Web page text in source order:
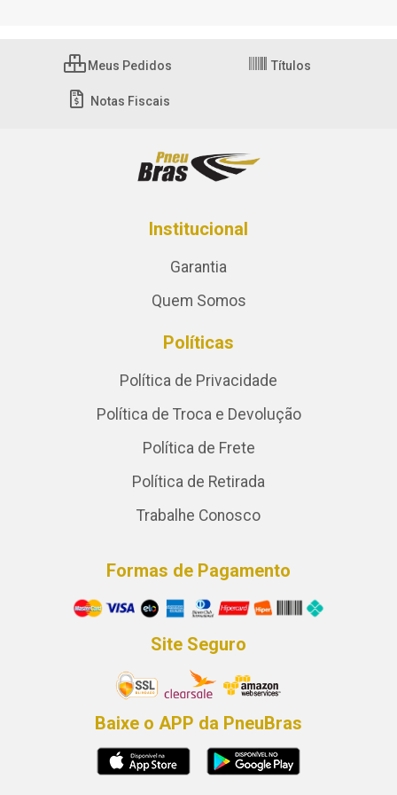
Meus Pedidos Títulos
Notas Fiscais
Institucional
Garantia
Quem Somos
Políticas
Política de Privacidade
Política de Troca e Devolução
Política de Frete
Política de Retirada
Trabalhe Conosco
Formas de Pagamento
Site Seguro
Baixe o APP da PneuBras